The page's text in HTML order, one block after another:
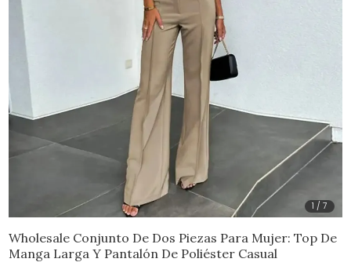
1 /7
Wholesale Conjunto De Dos Piezas Para Mujer: Top De
Manga Larga Y Pantalón De Poliéster Casual